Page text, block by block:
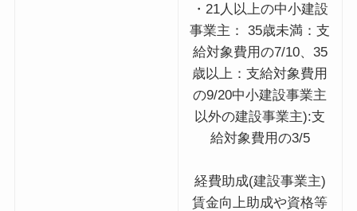
・21人以上の中小建設
事業主： 35歳未満：支
給対象費用の7/10、35
歳以上：支給対象費用
の9/20中小建設事業主
以外の建設事業主):支
給対象費用の3/5
経費助成(建設事業主)
賃金向上助成や資格等